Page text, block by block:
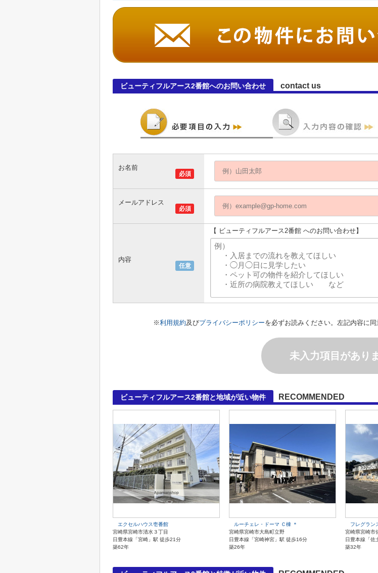
ビューティフルアース2番館へのお問い合わせ contact us
必須
お名前
必須
メールアドレス
任意
内容
【 ビューティフルアース2番館 へのお問い合わせ】
※利用規約及びプライバシーポリシーを必ずお読みください。左記内容に
未入力項目があり
ビューティフルアース2番館と地域が近い物件 RECOMMENDED
エクセルハウス壱番館
宮崎県宮崎市清水３丁目
日豊本線「宮崎」駅 徒歩21分
築62年
ルーチェレ・ドーマ Ｃ棟 ＊
宮崎県宮崎市大島町立野
日豊本線「宮崎神宮」駅 徒歩16分
築26年
フレグラン
宮崎県宮崎市
日豊本線「佐
築32年